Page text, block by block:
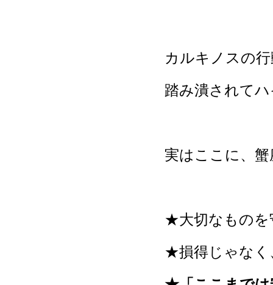
カルキノスの
踏み潰されて
実はここに、
★大切なものを
★損得じゃなく